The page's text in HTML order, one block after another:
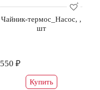
Чайник-термос_Насос, ,
шт
550 ₽
Купить